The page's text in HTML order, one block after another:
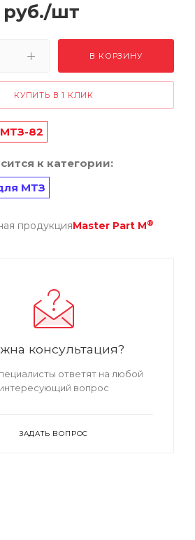
руб./шт
В КОРЗИНУ
КУПИТЬ В 1 КЛИК
МТЗ-82
к категории:
МТЗ
продукцияMaster Part M®
консультация?
ответят на любой
интересующий вопрос
ЗАДАТЬ ВОПРОС